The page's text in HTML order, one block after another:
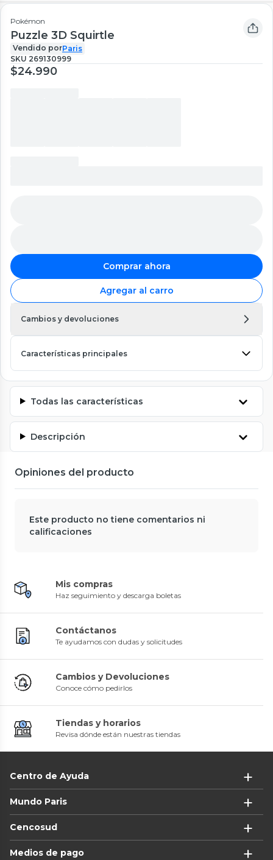
Pokémon
Puzzle 3D Squirtle
Vendido porParis
SKU 269130999
$24.990
Comprar ahora
Agregar al carro
Cambios y devoluciones
Características principales
Todas las características
Descripción
Opiniones del producto
Este producto no tiene comentarios ni
calificaciones
Mis compras
Haz seguimiento y descarga boletas
Contáctanos
Te ayudamos con dudas y solicitudes
Cambios y Devoluciones
Conoce cómo pedirlos
Tiendas y horarios
Revisa dónde están nuestras tiendas
Centro de Ayuda
Mundo Paris
Cencosud
Medios de pago